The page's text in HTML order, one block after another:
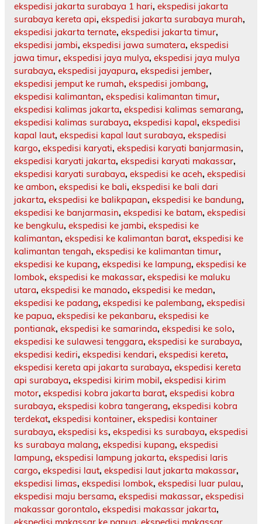
ekspedisi jakarta surabaya 1 hari, ekspedisi jakarta
surabaya kereta api, ekspedisi jakarta surabaya murah,
ekspedisi jakarta ternate, ekspedisi jakarta timur,
ekspedisi jambi, ekspedisi jawa sumatera, ekspedisi
jawa timur, ekspedisi jaya mulya, ekspedisi jaya mulya
surabaya, ekspedisi jayapura, ekspedisi jember,
ekspedisi jemput ke rumah, ekspedisi jombang,
ekspedisi kalimantan, ekspedisi kalimantan timur,
ekspedisi kalimas jakarta, ekspedisi kalimas semarang,
ekspedisi kalimas surabaya, ekspedisi kapal, ekspedisi
kapal laut, ekspedisi kapal laut surabaya, ekspedisi
kargo, ekspedisi karyati, ekspedisi karyati banjarmasin,
ekspedisi karyati jakarta, ekspedisi karyati makassar,
ekspedisi karyati surabaya, ekspedisi ke aceh, ekspedisi
ke ambon, ekspedisi ke bali, ekspedisi ke bali dari
jakarta, ekspedisi ke balikpapan, ekspedisi ke bandung,
ekspedisi ke banjarmasin, ekspedisi ke batam, ekspedisi
ke bengkulu, ekspedisi ke jambi, ekspedisi ke
kalimantan, ekspedisi ke kalimantan barat, ekspedisi ke
kalimantan tengah, ekspedisi ke kalimantan timur,
ekspedisi ke kupang, ekspedisi ke lampung, ekspedisi ke
lombok, ekspedisi ke makassar, ekspedisi ke maluku
utara, ekspedisi ke manado, ekspedisi ke medan,
ekspedisi ke padang, ekspedisi ke palembang, ekspedisi
ke papua, ekspedisi ke pekanbaru, ekspedisi ke
pontianak, ekspedisi ke samarinda, ekspedisi ke solo,
ekspedisi ke sulawesi tenggara, ekspedisi ke surabaya,
ekspedisi kediri, ekspedisi kendari, ekspedisi kereta,
ekspedisi kereta api jakarta surabaya, ekspedisi kereta
api surabaya, ekspedisi kirim mobil, ekspedisi kirim
motor, ekspedisi kobra jakarta barat, ekspedisi kobra
surabaya, ekspedisi kobra tangerang, ekspedisi kobra
terdekat, ekspedisi kontainer, ekspedisi kontainer
surabaya, ekspedisi ks, ekspedisi ks surabaya, ekspedisi
ks surabaya malang, ekspedisi kupang, ekspedisi
lampung, ekspedisi lampung jakarta, ekspedisi laris
cargo, ekspedisi laut, ekspedisi laut jakarta makassar,
ekspedisi limas, ekspedisi lombok, ekspedisi luar pulau,
ekspedisi maju bersama, ekspedisi makassar, ekspedisi
makassar gorontalo, ekspedisi makassar jakarta,